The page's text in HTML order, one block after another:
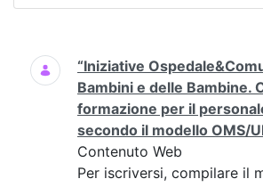
Ricerca
“Iniziative
Bambini e delle Bambine.
formazione per il
secondo il modello OMS/
Contenuto Web
Per iscriversi, compilare il